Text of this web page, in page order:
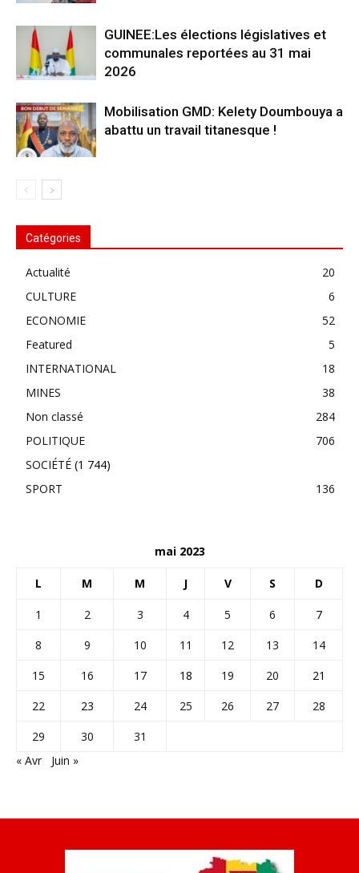
GUINEE:Les élections législatives et
communales reportées au 31 mai
2026
Mobilisation GMD: Kelety Doumbouya a
abattu un travail titanesque !
Catégories
Actualité
20
CULTURE
6
ECONOMIE
52
Featured
5
INTERNATIONAL
18
MINES
38
Non classé
284
POLITIQUE
706
SOCIÉTÉ (1 744)
SPORT
136
mai 2023
L M M J V S D
1 2 3 4 5 6
7
8
9 10 11 12 13
14
15
16 17 18 19 20
21
22
23 24 25 26 27
28
29
30
31
« Avr
Juin »